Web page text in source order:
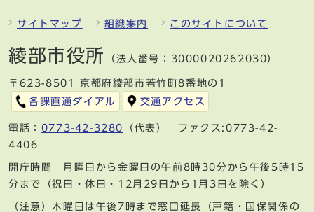
サイトマップ 組織案内 このサイトについて
綾部市役所 （法人番号：3000020262030）
〒623-8501 京都府綾部市若竹町8番地の1
各課直通ダイアル
交通アクセス
電話： 0773-42-3280
（代表） ファクス:0773-42-
4406
開庁時間 月曜日から金曜日の午前8時30分から午後5時15
分まで（祝日・休日・12月29日から1月3日を除く）
（注意）木曜日は午後7時まで窓口延長（戸籍・国保関係の